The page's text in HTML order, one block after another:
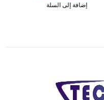
إضافة إلى السلة